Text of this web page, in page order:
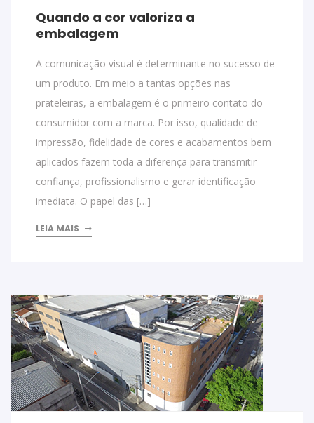
Quando a cor valoriza a
embalagem
A comunicação visual é determinante no sucesso de
um produto. Em meio a tantas opções nas
prateleiras, a embalagem é o primeiro contato do
consumidor com a marca. Por isso, qualidade de
impressão, fidelidade de cores e acabamentos bem
aplicados fazem toda a diferença para transmitir
confiança, profissionalismo e gerar identificação
imediata. O papel das […]
LEIA MAIS